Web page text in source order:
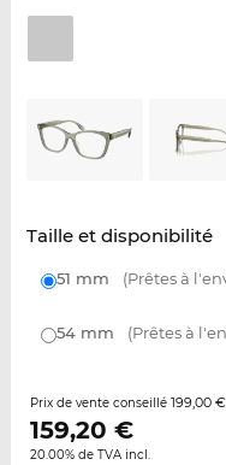
Taille et disponibilité
51 mm (Prêtes à
54 mm (Prêtes à
Prix de vente conseillé 199,00 €
159,20 €
20.00% de TVA incl.